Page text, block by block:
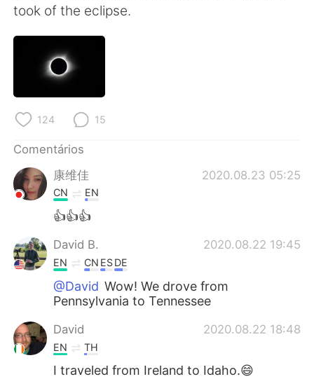
English
繁體中文
Deutsch
한국어
Italiano
Tiếng Việt
took of the eclipse.
124 15
Comentários
康维佳
2020.08.23 05:25
CN EN
👍👍👍
David B. 2020.08.22 19:45
EN CN ESDE
@David Wow! We drove from
Pennsylvania to Tennessee
David 2020.08.22 18:48
EN TH
I traveled from Ireland to Idaho.😄